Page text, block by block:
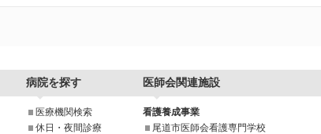
病院を探す 医師会関連施設
医療機関検索
休日・夜間診療
看護養成事業
尾道市医師会看護専門学校